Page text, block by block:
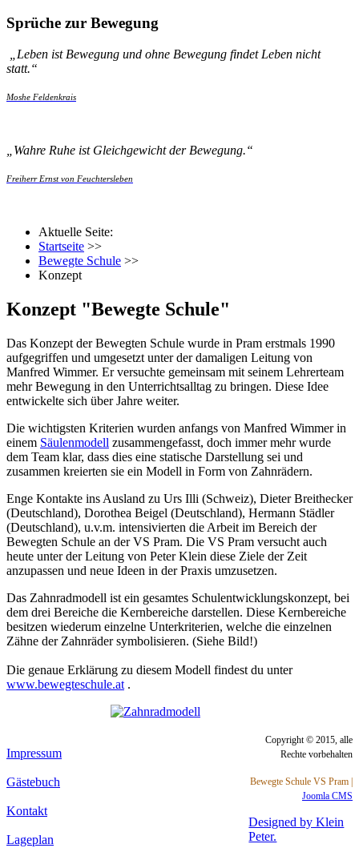
Sprüche zur Bewegung
Leben ist Bewegung und ohne Bewegung findet Leben nicht
statt.“
Moshe Feldenkrais
Wahre Ruhe ist Gleichgewicht der Bewegung.“
Freiherr Ernst von Feuchtersleben
Aktuelle Seite:
Startseite >>
Bewegte Schule >>
Konzept
Konzept "Bewegte Schule"
Das Konzept der Bewegten Schule wurde in Pram erstmals 1990
aufgegriffen und umgesetzt unter der damaligen Leitung von
Manfred Wimmer. Er versuchte gemeinsam mit seinem Lehrerteam
mehr Bewegung in den Unterrichtsalltag zu bringen. Diese Idee
entwickelte sich über Jahre weiter.
Die wichtigsten Kriterien wurden anfangs von Manfred Wimmer in
einem Säulenmodell zusammengefasst, doch immer mehr wurde
dem Team klar, dass dies eine statische Darstellung sei und
zusammen kreierten sie ein Modell in Form von Zahnrädern.
Enge Kontakte ins Ausland zu Urs Illi (Schweiz), Dieter Breithecker
(Deutschland), Dorothea Beigel (Deutschland), Hermann Städler
(Deutschland), u.v.m. intensivierten die Arbeit im Bereich der
Bewegten Schule an der VS Pram. Die VS Pram versucht auch
heute unter der Leitung von Peter Klein diese Ziele der Zeit
anzupassen und neue Ideen in der Praxis umzusetzen.
Das Zahnradmodell ist ein gesamtes Schulentwicklungskonzept, bei
dem drei Bereiche die Kernbereiche darstellen. Diese Kernbereiche
besitzen wiederum einzelne Unterkriterien, welche die einzelnen
Zähne der Zahnräder symbolisieren. (Siehe Bild!)
Die genaue Erklärung zu diesem Modell findest du unter
www.bewegteschule.at .
Impressum
Gästebuch
Kontakt
Lageplan
Copyright © 2015, alle
Rechte vorbehalten
Bewegte Schule VS Pram |
Joomla CMS
Designed by Klein
Peter.